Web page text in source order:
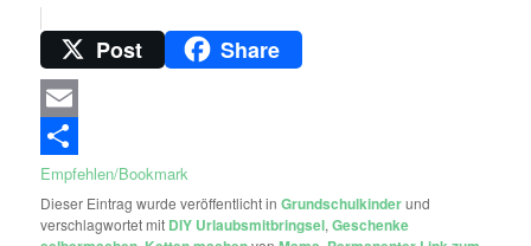
Post Share
Email
Empfehlen/Bookmark
Dieser Eintrag wurde veröffentlicht inGrundschulkinderund
verschlagwortet mit DIY Urlaubsmitbringsel,Geschenke